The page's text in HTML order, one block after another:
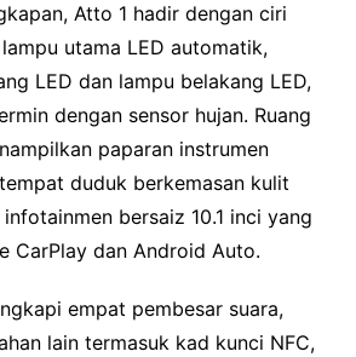
Atto 1 hadir dengan ciri
utama LED automatik,
LED dan lampu belakang LED,
dengan sensor hujan. Ruang
paparan instrumen
duduk berkemasan kulit
bersaiz 10.1 inci yang
CarPlay dan Android Auto.
empat pembesar suara,
lain termasuk kad kunci NFC,